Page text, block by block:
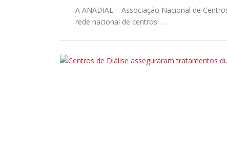
A ANADIAL – Associação Nacional de
rede nacional de centros …